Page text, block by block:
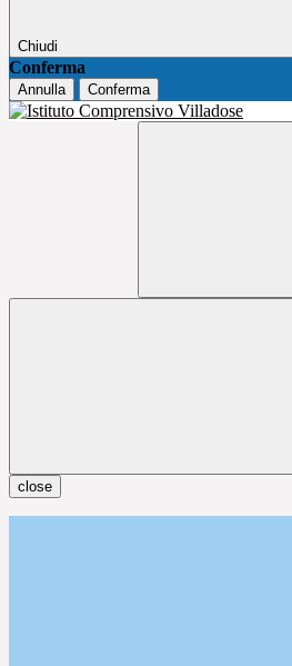
Chiudi
Conferma
Annulla Conferma
close